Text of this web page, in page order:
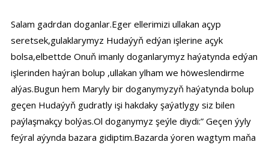
Salam gadrdan doganlar.Eger ellerimizi ullakan açyp
seretsek,gulaklarymyz Hudaýyň edýan işlerine açyk
bolsa,elbettde Onuň imanly doganlarymyz haýatynda edýan
işlerinden haýran bolup ,ullakan ylham we höweslendirme
alýas.Bugun hem Maryly bir doganymyzyň haýatynda bolup
geçen Hudaýyň gudratly işi hakdaky şaýatlygy siz bilen
paýlaşmakçy bolýas.Ol doganymyz şeýle diydi:” Geçen ýyly
feýral aýynda bazara gidiptim.Bazarda ýoren wagtym maňa